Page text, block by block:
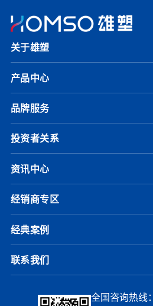
关于雄塑
产品中心
品牌服务
投资者关系
资讯中心
经销商专区
经典案例
联系我们
全国咨询热线：